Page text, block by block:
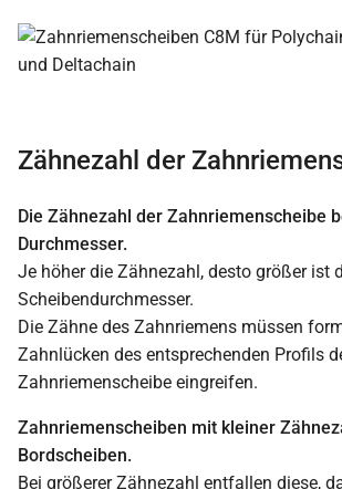
Zähnezahl der
Die Zähnezahl der Zahnriemenscheibe
Durchmesser.
Je höher die Zähnezahl, desto größer ist
Scheibendurchmesser.
Die Zähne des Zahnriemens müssen
Zahnlücken des entsprechenden Profils
Zahnriemenscheibe eingreifen.
Zahnriemenscheiben mit kleiner
Bordscheiben.
Bei größerer Zähnezahl entfallen diese,